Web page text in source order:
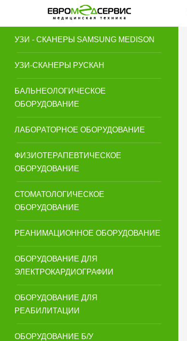
УЗИ - СКАНЕРЫ SAMSUNG MEDISON
УЗИ-СКАНЕРЫ РУСКАН
БАЛЬНЕОЛОГИЧЕСКОЕ
ОБОРУДОВАНИЕ
ЛАБОРАТОРНОЕ ОБОРУДОВАНИЕ
ФИЗИОТЕРАПЕВТИЧЕСКОЕ
ОБОРУДОВАНИЕ
СТОМАТОЛОГИЧЕСКОЕ
ОБОРУДОВАНИЕ
РЕАНИМАЦИОННОЕ ОБОРУДОВАНИЕ
ОБОРУДОВАНИЕ ДЛЯ
ЭЛЕКТРОКАРДИОГРАФИИ
ОБОРУДОВАНИЕ ДЛЯ
РЕАБИЛИТАЦИИ
ОБОРУДОВАНИЕ Б/У